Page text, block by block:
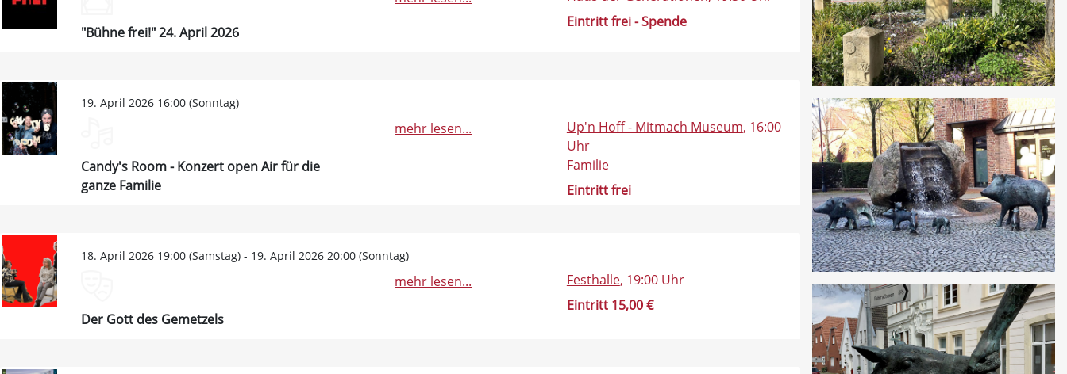
"Bühne frei!" 24. April 2026
Eintritt frei - Spende
19. April 2026 16:00 (Sonntag)
Candy's Room - Konzert open Air für die
ganze Familie
mehr lesen... Up'n Hoff - Mitmach Museum, 16:00
Uhr
Familie
Eintritt frei
18. April 2026 19:00 (Samstag) - 19. April 2026 20:00 (Sonntag)
Der Gott des Gemetzels
mehr lesen... Festhalle, 19:00 Uhr
Eintritt 15,00 €